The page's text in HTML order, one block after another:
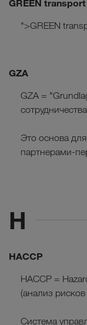
GREEN transport
">GREEN
GZA
GZA =
Это основа
партнерами-
H
HACCP
HACCP =
(анализ
Система